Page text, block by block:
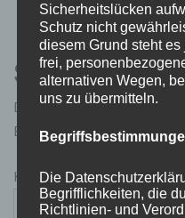
Schreibe
Deine E-Mail-Adresse
Erforderliche Felder sind
Kommentar*
Sicherheitslücken
Schutz nicht
diesem Grund steht
frei,
alternativen Wegen,
uns zu übermitteln.
Die
Begrifflichkeiten, die
Richtlinien- und